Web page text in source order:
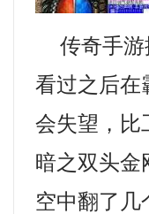
传奇手游
看过之后在
会失望，比
暗之双头金
空中翻了几